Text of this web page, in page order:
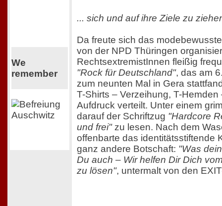
We
remember
... sich und auf ihre Ziele zu
Da freute sich das
von der NPD Thüringen
RechtsextremistInnen fleißig
"Rock für Deutschland", das am
zum neunten Mal in Gera
T-Shirts – Verzeihung, T-Hemden
Aufdruck verteilt. Unter einem
darauf der Schriftzug "Hardcore
und frei"zu lesen. Nach dem
offenbarte das identitätsstiftende
ganz andere Botschaft: "Was
Du auch – Wir helfen Dir Dich
zu lösen", untermalt von den